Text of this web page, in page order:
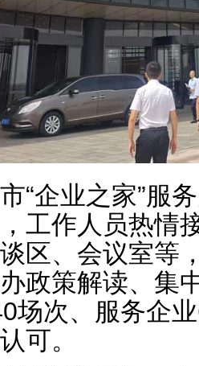
“企业之家”服
工作人员热情
区、会议室等
政策解读、集
场次、服务企
可。